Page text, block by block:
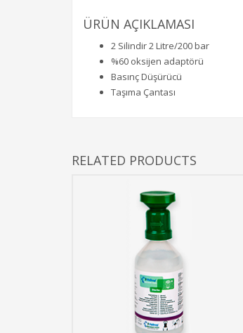
ÜRÜN AÇIKLAMASI
2 Silindir 2 Litre/200 bar
%60 oksijen adaptörü
Basınç Düşürücü
Taşıma Çantası
RELATED PRODUCTS